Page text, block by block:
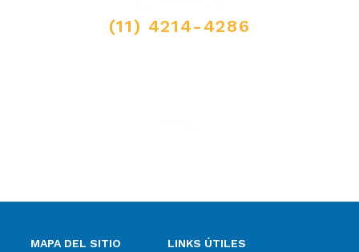
(11) 4214-4286
MAPA DEL SITIO LINKS ÚTILES